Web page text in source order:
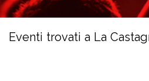
Eventi trovati a La